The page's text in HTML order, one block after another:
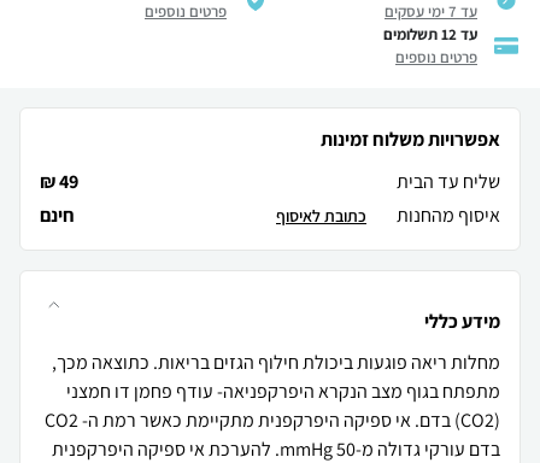
עד 7 ימי עסקים
פרטים נוספים
עד 12 תשלומים
פרטים נוספים
אפשרויות משלוח זמינות
שליח עד הבית
49 ₪
איסוף מהחנות
חינם כתובת לאיסוף
מידע כללי
מחלות ריאה פוגעות ביכולת חילוף הגזים בריאות. כתוצאה מכך,
מתפתח בגוף מצב הנקרא היפרקפניאה- עודף פחמן דו חמצני
(CO2) בדם. אי ספיקה היפרקפנית מתקיימת כאשר רמת ה- CO2
בדם עורקי גדולה מ-mmHg 50. להערכת אי ספיקה היפרקפנית